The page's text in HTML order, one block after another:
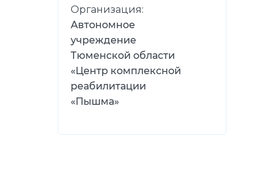
Организация:
Автономное
учреждение
Тюменской области
«Центр комплексной
реабилитации
«Пышма»